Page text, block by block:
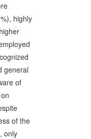
highly
general
of
of the
only